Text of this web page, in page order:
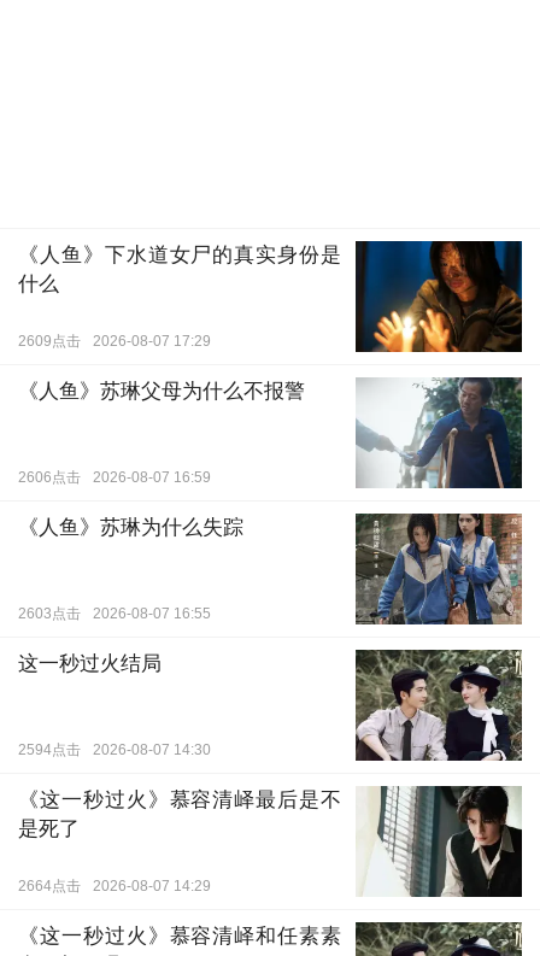
《人鱼》下水道女尸的真实身份是
什么
2609点击 2026-08-07 17:29
《人鱼》苏琳父母为什么不报警
2606点击 2026-08-07 16:59
《人鱼》苏琳为什么失踪
2603点击 2026-08-07 16:55
这一秒过火结局
2594点击 2026-08-07 14:30
《这一秒过火》慕容清峄最后是不
是死了
2664点击 2026-08-07 14:29
《这一秒过火》慕容清峄和任素素